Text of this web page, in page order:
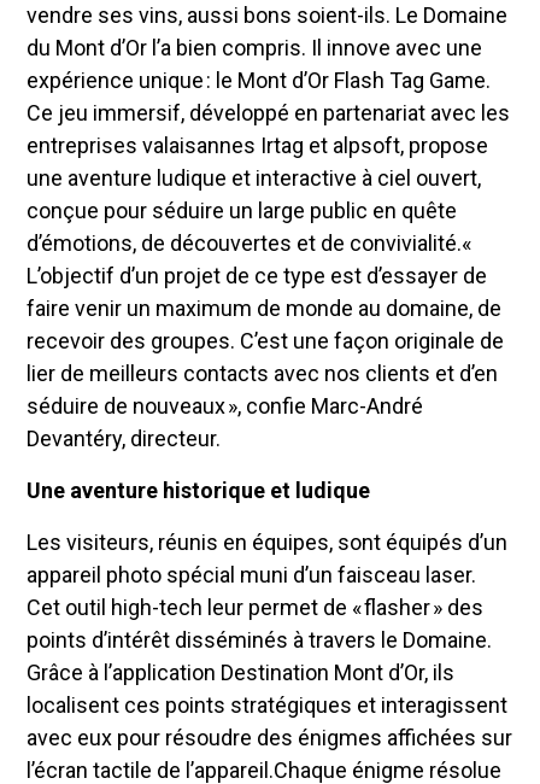
vendre ses vins, aussi bons soient-ils. Le Domaine
du Mont d’Or l’a bien compris. Il innove avec une
expérience unique : le Mont d’Or Flash Tag Game.
Ce jeu immersif, développé en partenariat avec les
entreprises valaisannes Irtag et alpsoft, propose
une aventure ludique et interactive à ciel ouvert,
conçue pour séduire un large public en quête
d’émotions, de découvertes et de convivialité.«
L’objectif d’un projet de ce type est d’essayer de
faire venir un maximum de monde au domaine, de
recevoir des groupes. C’est une façon originale de
lier de meilleurs contacts avec nos clients et d’en
séduire de nouveaux », confie Marc-André
Devantéry, directeur.
Une aventure historique et ludique
Les visiteurs, réunis en équipes, sont équipés d’un
appareil photo spécial muni d’un faisceau laser.
Cet outil high-tech leur permet de « flasher » des
points d’intérêt disséminés à travers le Domaine.
Grâce à l’application Destination Mont d’Or, ils
localisent ces points stratégiques et interagissent
avec eux pour résoudre des énigmes affichées sur
l’écran tactile de l’appareil.Chaque énigme résolue